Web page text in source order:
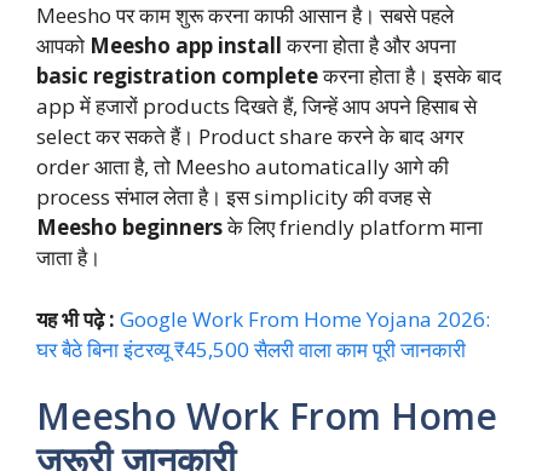
Meesho पर काम शुरू करना काफी आसान है। सबसे पहले
आपको Meesho app installकरना होता है और अपना
basic registration completeकरना होता है। इसके बाद
app में हजारों products दिखते हैं, जिन्हें आप अपने हिसाब से
select कर सकते हैं। Product share करने के बाद अगर
order आता है, तो Meesho automatically आगे की
process संभाल लेता है। इस simplicity की वजह से
Meesho beginnersके लिए friendly platform माना
जाता है।
यह भी पढ़े : Google Work From Home Yojana 2026:
घर बैठे बिना इंटरव्यू ₹45,500 सैलरी वाला काम पूरी जानकारी
Meesho Work From Home
जरूरी जानकारी